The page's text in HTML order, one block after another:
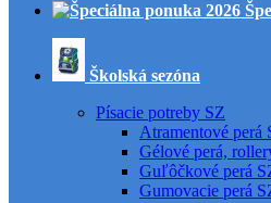
Školská sezóna
Písacie potreby SZ
Atramentové perá
Gélové perá,
Guľôčkové perá
Gumovacie perá